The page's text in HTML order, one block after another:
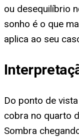
ou desequilíbrio
sonho é o que
aplica ao seu
Do ponto de
cobra no quarto
Sombra